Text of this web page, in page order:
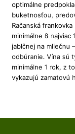
optimálne
buketnosťou,
Račanská
minimálne 8 najviac
jablčnej na mliečnu
odbúranie. Vína sú
minimálne 1 rok, z
vykazujú zamatovú